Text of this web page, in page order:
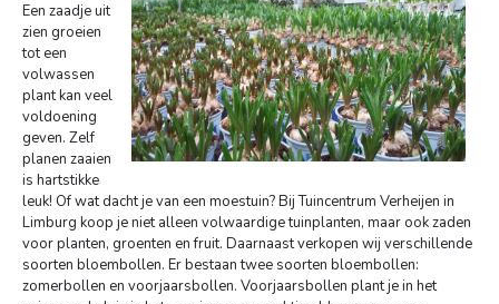
Een zaadje uit
zien groeien
tot een
volwassen
plant kan veel
voldoening
geven. Zelf
planen zaaien
is hartstikke
leuk! Of wat dacht je van een moestuin? Bij Tuincentrum Verheijen in
Limburg koop je niet alleen volwaardige tuinplanten, maar ook zaden
voor planten, groenten en fruit. Daarnaast verkopen wij verschillende
soorten bloembollen. Er bestaan twee soorten bloembollen:
zomerbollen en voorjaarsbollen. Voorjaarsbollen plant je in het